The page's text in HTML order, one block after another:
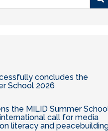
concludes the
School 2026
the MILID Summer
call for media
literacy and